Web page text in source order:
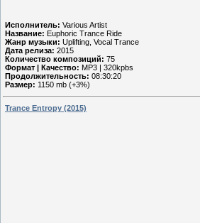
Исполнитель: Various Artist
Название: Euphoric Trance Ride
Жанр музыки: Uplifting, Vocal Trance
Дата релиза: 2015
Количество композиций: 75
Формат | Качество: MP3 | 320kpbs
Продолжительность: 08:30:20
Размер: 1150 mb (+3%)
Trance Entropy (2015)